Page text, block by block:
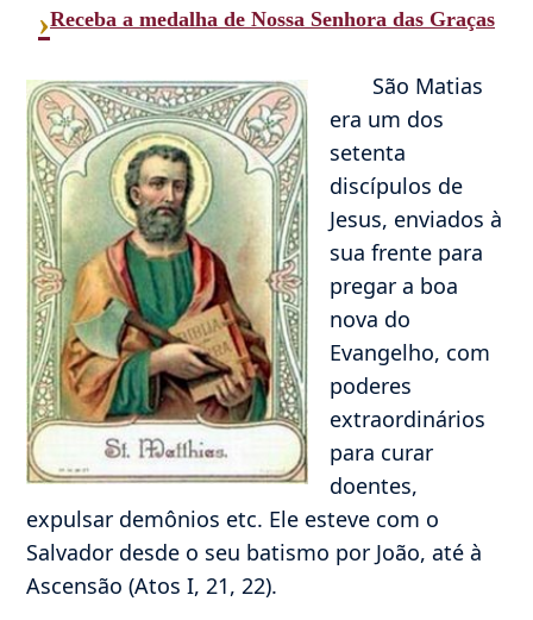
›Receba a medalha de Nossa Senhora das Graças
São Matias
era um dos
setenta
discípulos de
Jesus, enviados à
sua frente para
pregar a boa
nova do
Evangelho, com
poderes
extraordinários
para curar
doentes,
expulsar demônios etc. Ele esteve com o
Salvador desde o seu batismo por João, até à
Ascensão (Atos I, 21, 22).